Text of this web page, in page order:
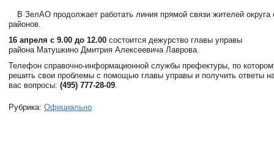
В ЗелАО продолжает работать линия прямой связи жителей округа
районов.
16 апреля с 9.00 до 12.00 состоится дежурство главы управы
района Матушкино Дмитрия Алексеевича Лаврова.
Телефон справочно-информационной службы префектуры, по
решить свои проблемы с помощью главы управы и получить ответы
вас вопросы: (495) 777-28-09.
Рубрика: Официально